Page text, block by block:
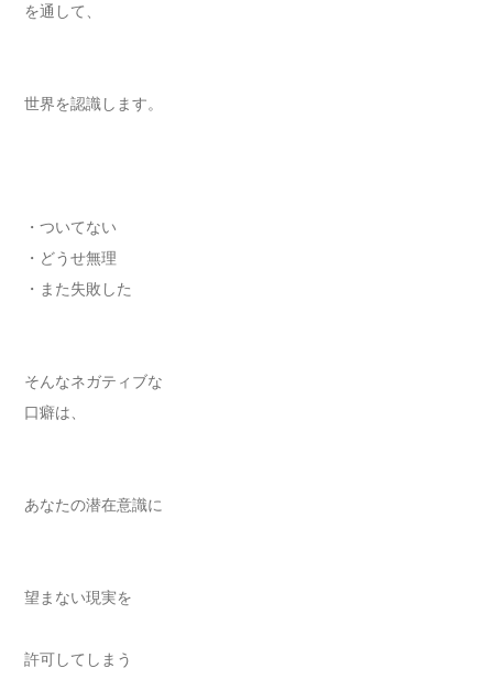
を通して、
世界を認識します。
・ついてない
・どうせ無理
・また失敗した
そんなネガティブな
口癖は、
あなたの潜在意識に
望まない現実を
許可してしまう